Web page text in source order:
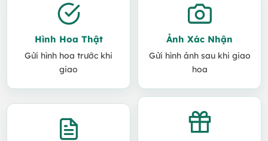
Hình Hoa Thật
Gửi hình hoa trước khi
giao
Ảnh Xác Nhận
Gửi hình ảnh sau khi giao
hoa